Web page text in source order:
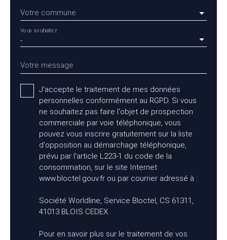
Votre commune
-
Vous souhaitez
Votre message
J'accepte le traitement de mes données
personnelles conformément au RGPD. Si vous
ne souhaitez pas faire l'objet de prospection
commerciale par voie téléphonique, vous
pouvez vous inscrire gratuitement sur la liste
d'opposition au démarchage téléphonique,
prévu par l'article L223-1 du code de la
consommation, sur le site Internet
www.bloctel.gouv.fr ou par courrier adressé à :
Société Worldline, Service Bloctel, CS 61311,
41013 BLOIS CEDEX.
Pour en savoir plus sur le traitement de vos